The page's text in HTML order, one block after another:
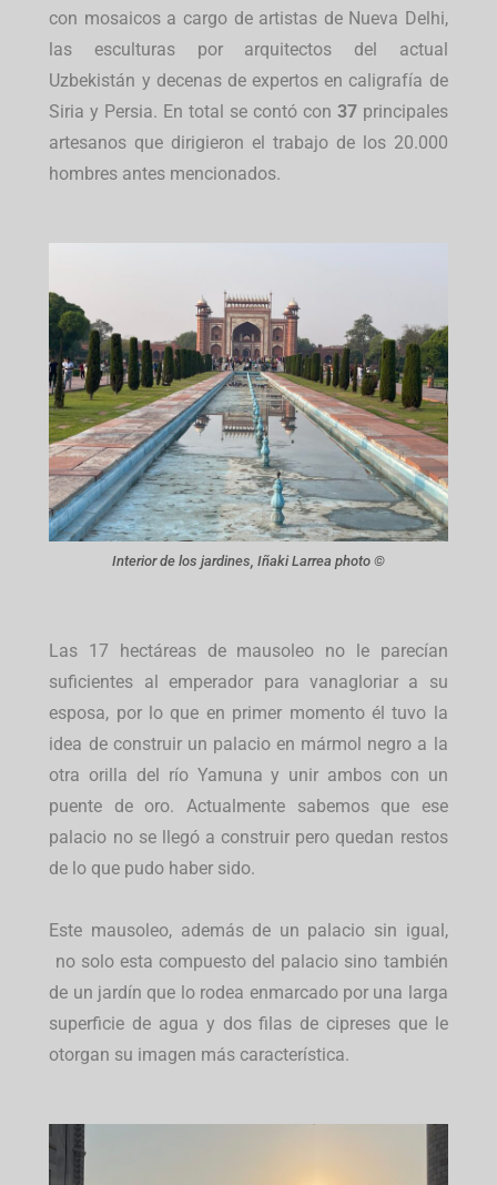
con mosaicos a cargo de artistas de Nueva Delhi,
las esculturas por arquitectos del actual
Uzbekistán y decenas de expertos en caligrafía de
Siria y Persia. En total se contó con 37 principales
artesanos que dirigieron el trabajo de los 20.000
hombres antes mencionados.
Interior de los jardines, Iñaki Larrea photo ©
Las 17 hectáreas de mausoleo no le parecían
suficientes al emperador para vanagloriar a su
esposa, por lo que en primer momento él tuvo la
idea de construir un palacio en mármol negro a la
otra orilla del río Yamuna y unir ambos con un
puente de oro. Actualmente sabemos que ese
palacio no se llegó a construir pero quedan restos
de lo que pudo haber sido.
Este mausoleo, además de un palacio sin igual,
no solo esta compuesto del palacio sino también
de un jardín que lo rodea enmarcado por una larga
superficie de agua y dos filas de cipreses que le
otorgan su imagen más característica.